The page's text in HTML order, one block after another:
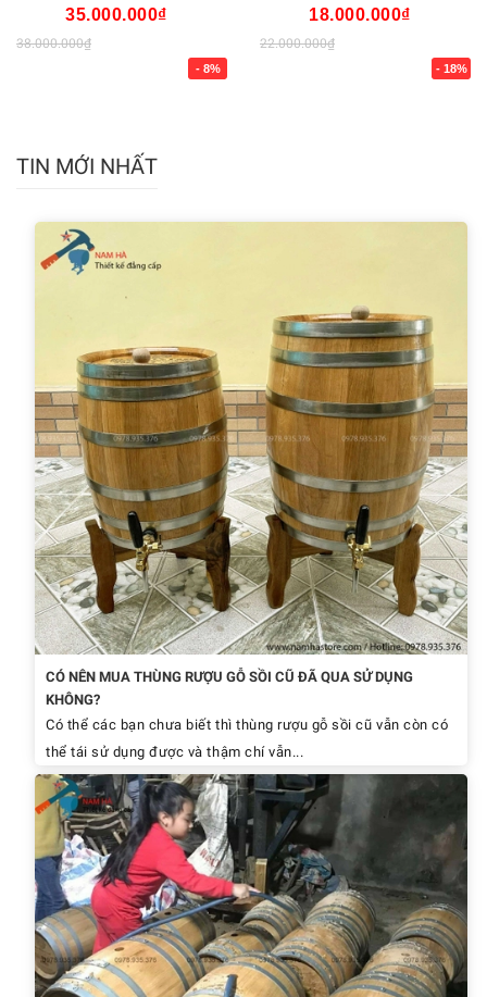
35.000.000₫
38.000.000₫
- 8%
18.000.000₫
22.000.000₫
- 18%
TIN MỚI NHẤT
CÓ NÊN MUA THÙNG RƯỢU GỖ SỒI CŨ ĐÃ QUA SỬ DỤNG
KHÔNG?
Có thể các bạn chưa biết thì thùng rượu gỗ sồi cũ vẫn còn có
thể tái sử dụng được và thậm chí vẫn...